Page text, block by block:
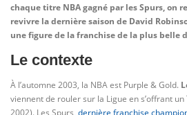
chaque titre NBA gagné par les Spurs, on
revivre la dernière saison de David
une figure de la franchise de la plus belle
Le contexte
À l’automne 2003, la NBA est Purple & Gold.
viennent de rouler sur la Ligue en s’offrant